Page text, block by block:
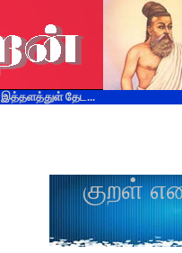
இத்தளத்துள் தேட...
குறள்